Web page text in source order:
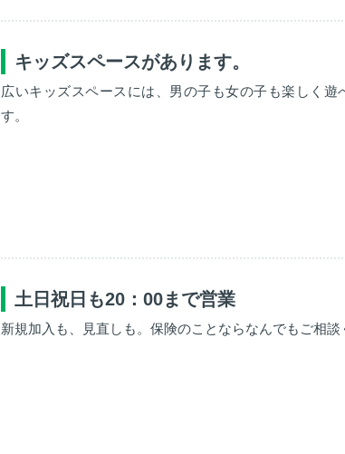
キッズスペースがあります。
広いキッズスペースには、男の子も女の子も楽しく遊
す。
土日祝日も20：00まで営業
新規加入も、見直しも。保険のことならなんでもご相談